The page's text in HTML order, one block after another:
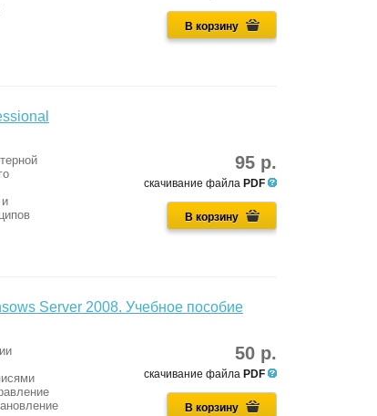
В корзину
95 р.
скачивание файла PDF
В корзину
Server 2008. Учебное пособие
50 р.
скачивание файла PDF
В корзину